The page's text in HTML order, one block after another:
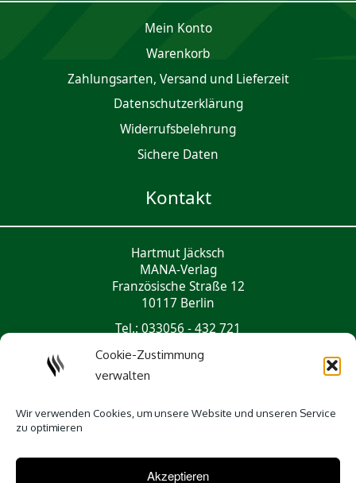
Cookie-Zustimmung
verwalten
Wir verwenden Cookies, um unsere Website und unseren Service
zu optimieren
Akzeptieren
Mein Konto
Waren­korb
Zahlungsarten, Versand und Lieferzeit
Daten­schutz­er­klärung
Widerrufsbelehrung
Sichere Daten
Kontakt
Hartmut Jäcksch
MANA-Verlag
Französische Straße 12
10117 Berlin
Tel.: 033056 - 432 721
Social Media